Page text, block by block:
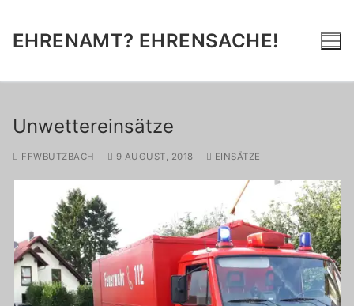
springen
EHRENAMT? EHRENSACHE!
Unwettereinsätze
FFWBUTZBACH 9 AUGUST, 2018 EINSÄTZE